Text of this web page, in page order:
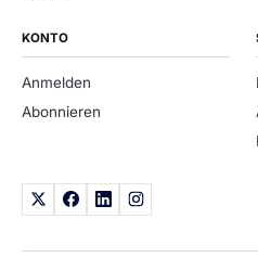
KONTO
Anmelden
Abonnieren